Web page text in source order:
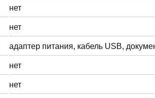
нет
нет
адаптер питания, кабель USB,
нет
нет